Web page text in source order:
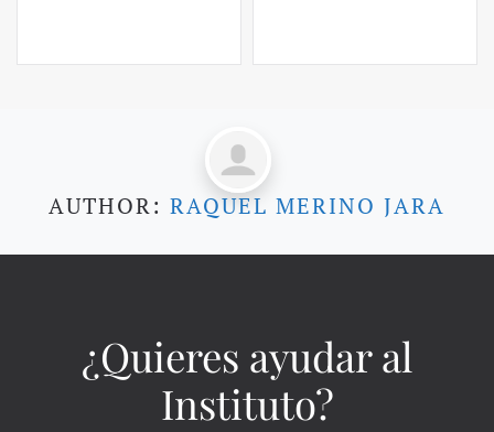
AUTHOR: RAQUEL MERINO JARA
¿Quieres ayudar al
Instituto?